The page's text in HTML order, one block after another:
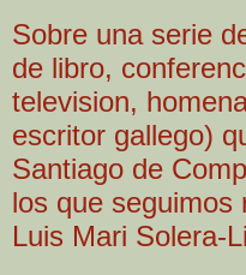
Sobre una serie
de libro,
television,
escritor gallego)
Santiago de
los que seguimos
Luis Mari Solera-